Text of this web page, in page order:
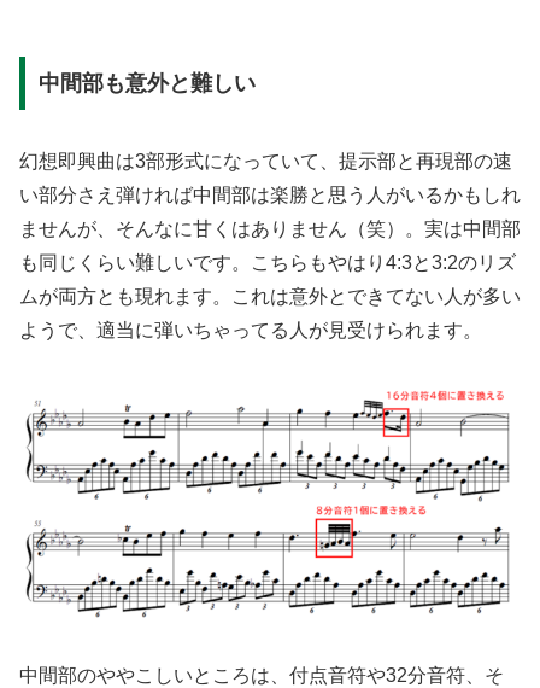
中間部も意外と難しい
幻想即興曲は3部形式になっていて、提示部と再現部の速
い部分さえ弾ければ中間部は楽勝と思う人がいるかもしれ
ませんが、そんなに甘くはありません（笑）。実は中間部
も同じくらい難しいです。こちらもやはり4:3と3:2のリズ
ムが両方とも現れます。これは意外とできてない人が多い
ようで、適当に弾いちゃってる人が見受けられます。
中間部のややこしいところは、付点音符や32分音符、そ